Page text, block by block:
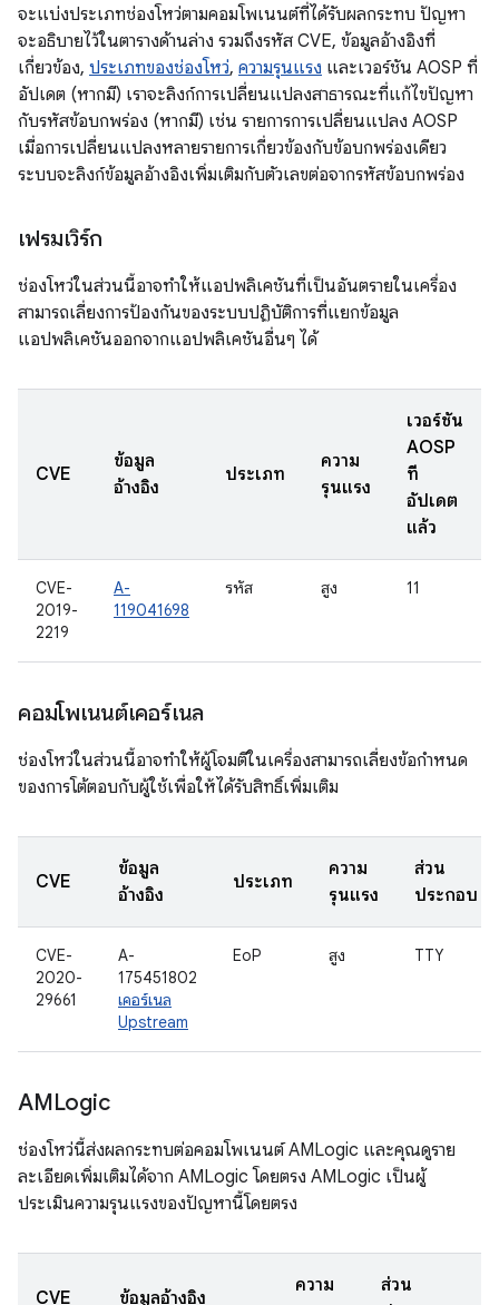
จะแบ่งประเภทช่องโหว่ตามคอมโพเนนต์ที่ได้รับผลกระทบ ปัญหา
จะอธิบายไว้ในตารางด้านล่าง รวมถึงรหัส CVE, ข้อมูลอ้างอิงที่
เกี่ยวข้อง, ประเภทของช่องโหว่, ความรุนแรง และเวอร์ชัน AOSP ที่
อัปเดต (หากมี) เราจะลิงก์การเปลี่ยนแปลงสาธารณะที่แก้ไขปัญหา
กับรหัสข้อบกพร่อง (หากมี) เช่น รายการการเปลี่ยนแปลง AOSP
เมื่อการเปลี่ยนแปลงหลายรายการเกี่ยวข้องกับข้อบกพร่องเดียว
ระบบจะลิงก์ข้อมูลอ้างอิงเพิ่มเติมกับตัวเลขต่อจากรหัสข้อบกพร่อง
เฟรมเวิร์ก
ช่องโหว่ในส่วนนี้อาจทำให้แอปพลิเคชันที่เป็นอันตรายในเครื่อง
สามารถเลี่ยงการป้องกันของระบบปฏิบัติการที่แยกข้อมูล
แอปพลิเคชันออกจากแอปพลิเคชันอื่นๆ ได้
CVE
ข้อมูล
อ้างอิง
ประเภท
ความ
รุนแรง
เวอร์ชัน
AOSP
ที่
อัปเดต
แล้ว
CVE-
2019-
2219
A-
119041698
รหัส สูง 11
คอมโพเนนต์เคอร์เนล
ช่องโหว่ในส่วนนี้อาจทำให้ผู้โจมตีในเครื่องสามารถเลี่ยงข้อกำหนด
ของการโต้ตอบกับผู้ใช้เพื่อให้ได้รับสิทธิ์เพิ่มเติม
CVE
ข้อมูล
อ้างอิง
ประเภท
ความ
รุนแรง
ส่วน
ประกอบ
CVE-
2020-
29661
A-
175451802
เคอร์เนล
Upstream
EoP สูง TTY
AMLogic
ช่องโหว่นี้ส่งผลกระทบต่อคอมโพเนนต์ AMLogic และคุณดูราย
ละเอียดเพิ่มเติมได้จาก AMLogic โดยตรง AMLogic เป็นผู้
ประเมินความรุนแรงของปัญหานี้โดยตรง
CVE ข้อมูลอ้างอิง
ความ
ส่วน